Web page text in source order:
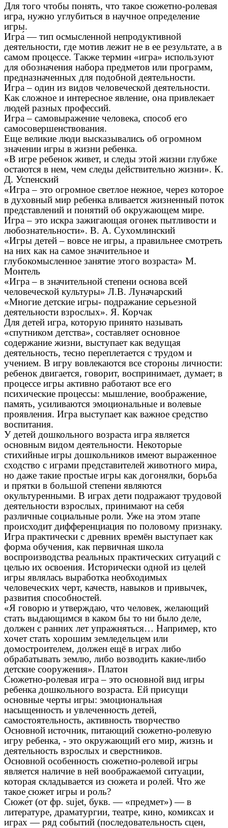
Для того чтобы понять, что такое сюжетно-ролевая
игра, нужно углубиться в научное определение
игры.
Игра́ — тип осмысленной непродуктивной
деятельности, где мотив лежит не в ее результате, а в
самом процессе. Также термин «игра» используют
для обозначения набора предметов или программ,
предназначенных для подобной деятельности.
Игра – один из видов человеческой деятельности.
Как сложное и интересное явление, она привлекает
людей разных профессий.
Игра – самовыражение человека, способ его
самосовершенствования.
Еще великие люди высказывались об огромном
значении игры в жизни ребенка.
«В игре ребенок живет, и следы этой жизни глубже
остаются в нем, чем следы действительно жизни». К.
Д. Успенский
«Игра – это огромное светлое нежное, через которое
в духовный мир ребенка вливается жизненный поток
представлений и понятий об окружающем мире.
Игра – это искра зажигающая огонек пытливости и
любознательности». В. А. Сухомлинский
«Игры детей – вовсе не игры, а правильнее смотреть
на них как на самое значительное и
глубокомысленное занятие этого возраста» М.
Монтель
«Игра – в значительной степени основа всей
человеческой культуры» Л.В. Луначарский
«Многие детские игры- подражание серьезной
деятельности взрослых». Я. Корчак
Для детей игра, которую принято называть
«спутником детства», составляет основное
содержание жизни, выступает как ведущая
деятельность, тесно переплетается с трудом и
учением. В игру вовлекаются все стороны личности:
ребенок двигается, говорит, воспринимает, думает; в
процессе игры активно работают все его
психические процессы: мышление, воображение,
память, усиливаются эмоциональные и волевые
проявления. Игра выступает как важное средство
воспитания.
У детей дошкольного возраста игра является
основным видом деятельности. Некоторые
стихийные игры дошкольников имеют выраженное
сходство с играми представителей животного мира,
но даже такие простые игры как догонялки, борьба
и прятки в большой степени являются
окультуренными. В играх дети подражают трудовой
деятельности взрослых, принимают на себя
различные социальные роли. Уже на этом этапе
происходит дифференциация по половому признаку.
Игра практически с древних времён выступает как
форма обучения, как первичная школа
воспроизводства реальных практических ситуаций с
целью их освоения. Исторически одной из целей
игры являлась выработка необходимых
человеческих черт, качеств, навыков и привычек,
развития способностей.
«Я говорю и утверждаю, что человек, желающий
стать выдающимся в каком бы то ни было деле,
должен с ранних лет упражняться… Например, кто
хочет стать хорошим земледельцем или
домостроителем, должен ещё в играх либо
обрабатывать землю, либо возводить какие-либо
детские сооружения». Платон
Сюжетно-ролевая игра – это основной вид игры
ребенка дошкольного возраста. Ей присущи
основные черты игры: эмоциональная
насыщенность и увлеченность детей,
самостоятельность, активность творчество
Основной источник, питающий сюжетно-ролевую
игру ребенка, - это окружающий его мир, жизнь и
деятельность взрослых и сверстников.
Основной особенность сюжетно-ролевой игры
является наличие в ней воображаемой ситуации,
которая складывается из сюжета и ролей. Что же
такое сюжет игры и роль?
Сюже́т (от фр. sujet, букв. — «предмет») — в
литературе, драматургии, театре, кино, комиксах и
играх — ряд событий (последовательность сцен,